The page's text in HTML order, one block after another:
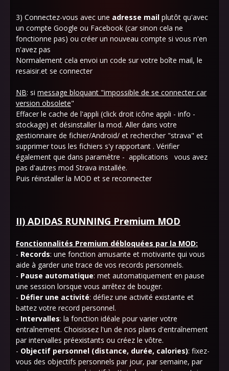
3) Connectez-vous avec une adresse mail plutôt qu'avec
un compte Google ou Facebook (car sinon cela ne
fonctionne pas) ou créer un nouveau compte si vous n'en
n'avez pas
Normalement cela envoi un code sur votre boîte mail, le
resaisir.et se connecter
NB: si message bloquant "impossible de se connecter car
version obsolete"
Effacer le cache de l'appli (click droit icône appli - info -
stockage) et désinstaller la mod. Aller dans votre
gestionnaire de fichier/Android/ et rechercher "strava" et
supprimer tous les fichiers s'y rapportant . Vérifier
également que dans paramètre - applications vous avez
pas d'autres mod Strava installée.
Puis réinstaller la MOD et se reconnecter
II) ADIDAS RUNNING Premium MOD
Fonctionnalités Premium débloquées par la MOD:
- Records: une fonction amusante et motivante qui vous
aide à garder une trace de vos records personnels.
- Pause automatique: met automatiquement en pause
une session lorsque vous arrêtez de bouger.
- Défier une activité: défiez une activité existante et
battez votre record personnel.
- Intervalles: la fonction idéale pour varier votre
entraînement. Choisissez l'un de nos plans d'entraînement
par intervalles préexistants ou créez le vôtre.
- Objectif personnel (distance, durée, calories): fixez-
vous des objectifs personnels par jour, par semaine, par